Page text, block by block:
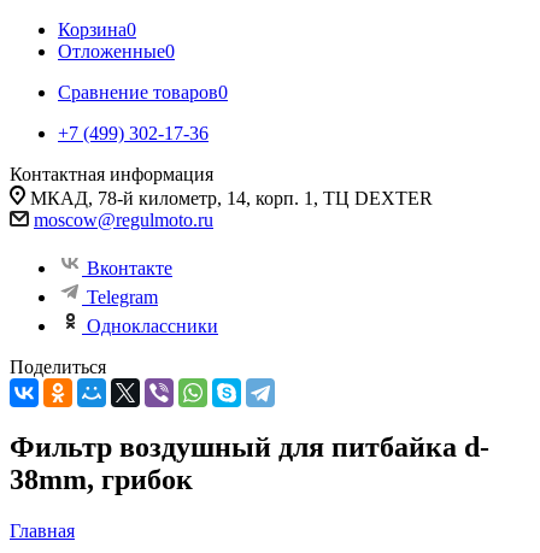
Корзина0
Отложенные0
Сравнение товаров0
+7 (499) 302-17-36
Контактная информация
МКАД, 78-й километр, 14, корп. 1, ТЦ DEXTER
moscow@regulmoto.ru
Вконтакте
Telegram
Одноклассники
Поделиться
Фильтр воздушный для питбайка d-
38mm, грибок
Главная